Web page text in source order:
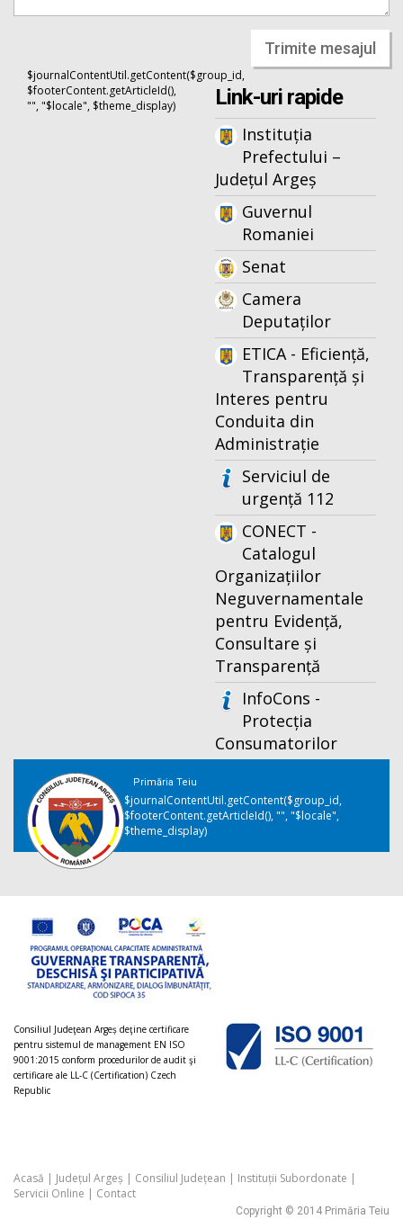
Trimite mesajul
$journalContentUtil.getContent($group_id,
$footerContent.getArticleId(),
"", "$locale", $theme_display)
Link-uri rapide
Instituția
Prefectului –
Județul Argeș
Guvernul
Romaniei
Senat
Camera
Deputaților
ETICA - Eficiență,
Transparență și
Interes pentru
Conduita din
Administrație
Serviciul de
urgență 112
CONECT -
Catalogul
Organizațiilor
Neguvernamentale
pentru Evidență,
Consultare și
Transparență
InfoCons -
Protecția
Consumatorilor
Primăria Teiu
$journalContentUtil.getContent($group_id,
$footerContent.getArticleId(), "", "$locale",
$theme_display)
Consiliul Judeţean Argeș deţine certificare
pentru sistemul de management EN ISO
9001:2015 conform procedurilor de audit şi
certificare ale LL-C (Certification) Czech
Republic
Acasă | Județul Argeș | Consiliul Județean | Instituții Subordonate |
Servicii Online | Contact
Copyright © 2014 Primăria Teiu